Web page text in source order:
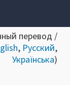
перевод /
, Русский,
Українська)